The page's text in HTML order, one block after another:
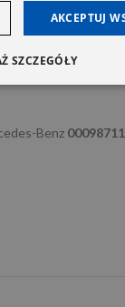
Benz
AKCEPTUJ
SZCZEGÓŁY